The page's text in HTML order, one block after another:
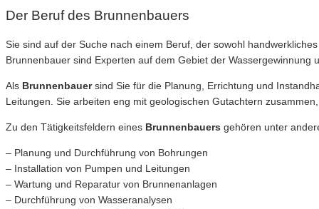
Der Beruf des Brunnenbauers
Sie sind auf der Suche nach einem Beruf, der sowohl
Brunnenbauer sind Experten auf dem Gebiet der
Als Brunnenbauersind Sie für die Planung, Errichtung und
Leitungen. Sie arbeiten eng mit geologischen Gutachtern
Zu den Tätigkeitsfeldern eines Brunnenbauers gehören unter
– Planung und Durchführung von Bohrungen
– Installation von Pumpen und Leitungen
– Wartung und Reparatur von Brunnenanlagen
– Durchführung von Wasseranalysen